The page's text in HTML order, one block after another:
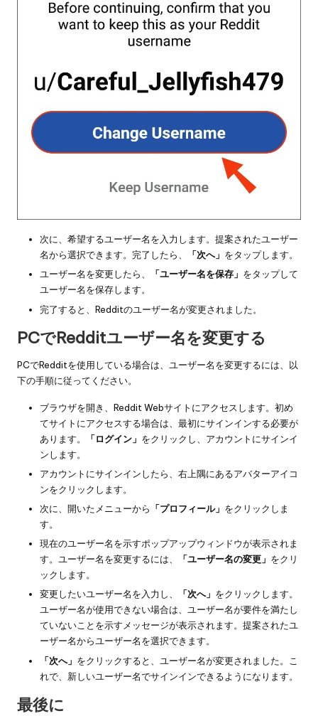
次に、希望するユーザー名を入力します。提案されたユーザー
名から選択できます。完了したら、
「次へ」 をタップします。
ユーザー名を変更したら、
「ユーザー名を保存」 をタップして
ユーザー名を保存します。
完了すると、Redditのユーザー名が変更されました。
PCでRedditユーザー名を変更する
PCでRedditを使用している場合は、ユーザー名を変更するには、以
下の手順に従ってください。
ブラウザを開き、Reddit Webサイトにアクセスします。初め
てサイトにアクセスする場合は、最初にサインインする必要が
あります。
「ログイン」 をクリックし、アカウントにサインイ
ンします。
アカウントにサインインしたら、右上隅にあるアバターアイコ
ンをクリックします。
次に、開いたメニューから 「プロフィール」 をクリックしま
す。
現在のユーザー名を示すポップアップウィンドウが表示されま
す。ユーザー名を変更するには、
「ユーザー名の変更」 をクリ
ックします。
変更したいユーザー名を入力し、
「次へ」 をクリックします。
ユーザー名が使用できない場合は、ユーザー名が要件を満たし
ていないことを示すメッセージが表示されます。提案されたユ
ーザー名からユーザー名を選択できます。
「次へ」 をクリックすると、ユーザー名が変更されました。こ
れで、新しいユーザー名でサインインできるようになります。
最後に